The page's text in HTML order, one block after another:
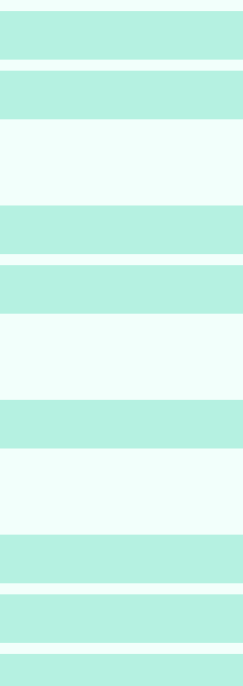
、「12：00～14：00」はご選択
希望の時間帯にお届けするこ
です。
り揃えております。
損などすべての故障・不具合が